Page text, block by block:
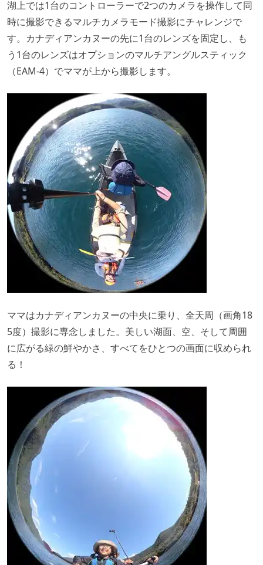
湖上では1台のコントローラーで2つのカメラを操作して同
時に撮影できるマルチカメラモード撮影にチャレンジで
す。カナディアンカヌーの先に1台のレンズを固定し、も
う1台のレンズはオプションのマルチアングルスティック
（EAM-4）でママが上から撮影します。
ママはカナディアンカヌーの中央に乗り、全天周（画角18
5度）撮影に専念しました。美しい湖面、空、そして周囲
に広がる緑の鮮やかさ、すべてをひとつの画面に収められ
る！